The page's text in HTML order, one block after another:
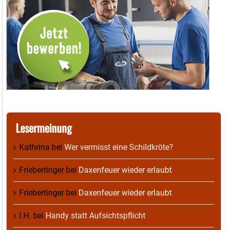
Lesermeinung
Kathrina bei Wer vermisst eine Schildkröte?
Friebertingerbei Daxenfeuer wieder erlaubt
Friebertingerbei Daxenfeuer wieder erlaubt
I.H. bei Handy statt Aufsichtspflicht